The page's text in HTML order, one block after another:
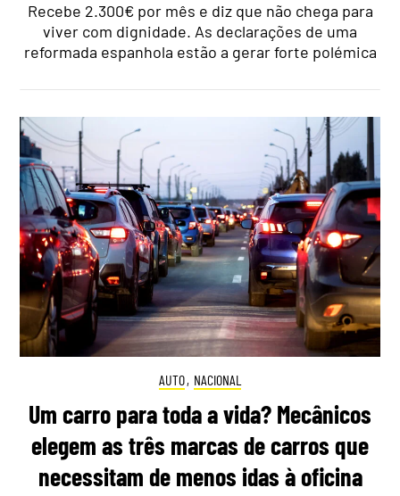
Recebe 2.300€ por mês e diz que não chega para
viver com dignidade. As declarações de uma
reformada espanhola estão a gerar forte polémica
AUTO, NACIONAL
Um carro para toda a vida? Mecânicos
elegem as três marcas de carros que
necessitam de menos idas à oficina